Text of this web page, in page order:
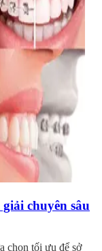
chuyên sâu
chọn tối ưu để sở